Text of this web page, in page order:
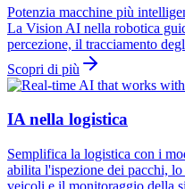
Potenzia macchine più
La Vision AI nella robotica
percezione, il tracciamento
Scopri di più
IA nella logistica
Semplifica la logistica con i
abilita l'ispezione dei pacchi,
veicoli e il monitoraggio della